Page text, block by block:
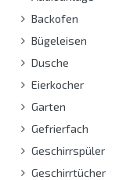
Backofen
Bügeleisen
Dusche
Eierkocher
Garten
Gefrierfach
Geschirrspüler
Geschirrtücher